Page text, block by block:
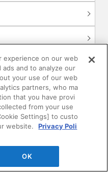
experience on our web
and to analyze our
your use of our web
partners, who ma
that you have provi
from your use
Settings] to custo
website.
Privacy Poli
OK